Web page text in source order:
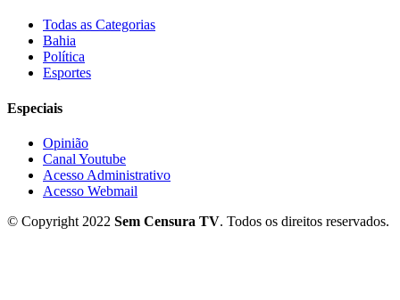
Todas as Categorias
Bahia
Política
Esportes
Especiais
Opinião
Canal Youtube
Acesso Administrativo
Acesso Webmail
© Copyright 2022 Sem Censura TV. Todos os direitos reservados.